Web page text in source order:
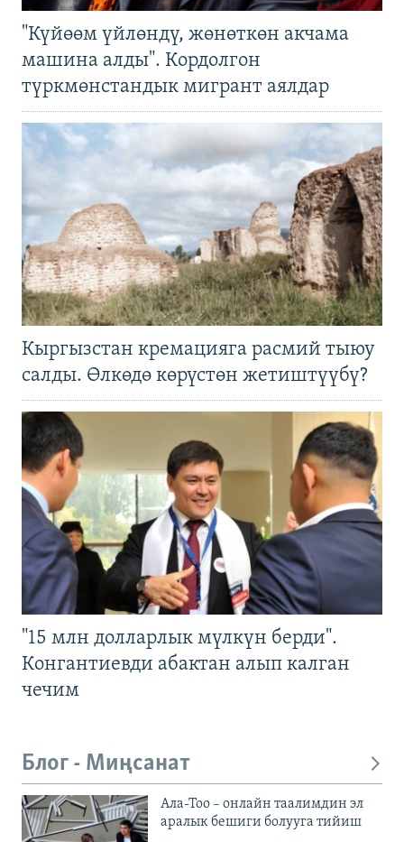
"Күйөөм үйлөндү, жөнөткөн акчама
машина алды". Кордолгон
түркмөнстандык мигрант аялдар
Кыргызстан кремацияга расмий тыюу
салды. Өлкөдө көрүстөн жетиштүүбү?
"15 млн долларлык мүлкүн берди".
Конгантиевди абактан алып калган
чечим
Блог - Миңсанат
Ала-Тоо – онлайн таалимдин эл
аралык бешиги болууга тийиш